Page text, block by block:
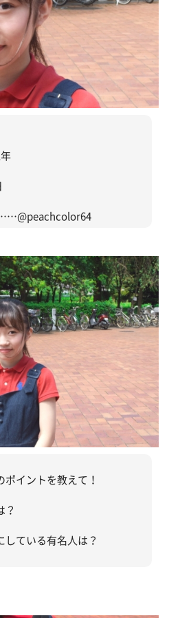
ポイントを教えて！
？
している有名人は？